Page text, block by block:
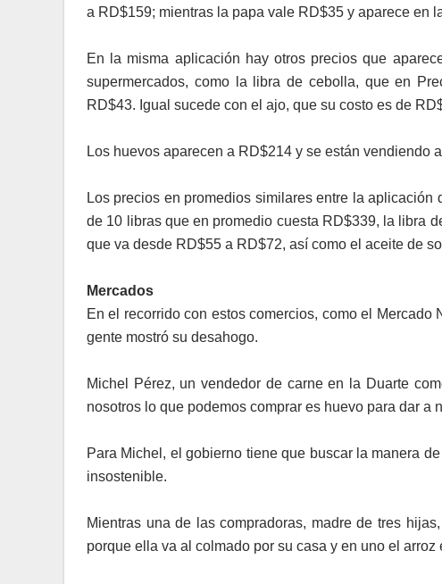
a RD$159; mientras la papa vale RD$35 y aparece en
En la misma aplicación hay otros precios que
supermercados, como la libra de cebolla, que en
RD$43. Igual sucede con el ajo, que su costo es de
Los huevos aparecen a RD$214 y se están vendiendo
Los precios en promedios similares entre la
de 10 libras que en promedio cuesta RD$339, la libra
que va desde RD$55 a RD$72, así como el aceite de
Mercados
En el recorrido con estos comercios, como el
gente mostró su desahogo.
Michel Pérez, un vendedor de carne en la Duarte
nosotros lo que podemos comprar es huevo para dar a
Para Michel, el gobierno tiene que buscar la manera
insostenible.
Mientras una de las compradoras, madre de tres
porque ella va al colmado por su casa y en uno el